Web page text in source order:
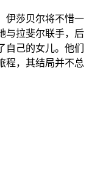
伊莎贝尔将不惜一
与拉斐尔联手，后
己的女儿。他们
程，其结局并不总